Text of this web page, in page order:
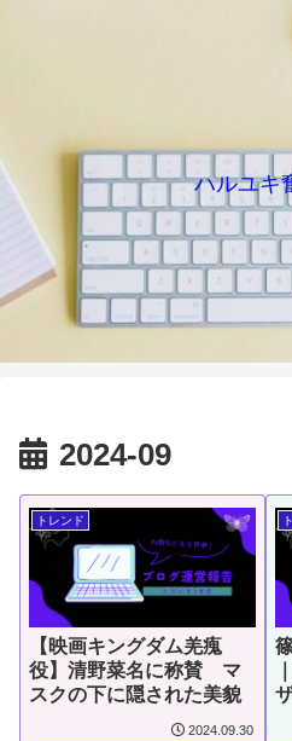
ハルユキ
2024-09
トレンド
【映画キングダム羌瘣
役】清野菜名に称賛 マ
スクの下に隠された美貌
2024.09.30